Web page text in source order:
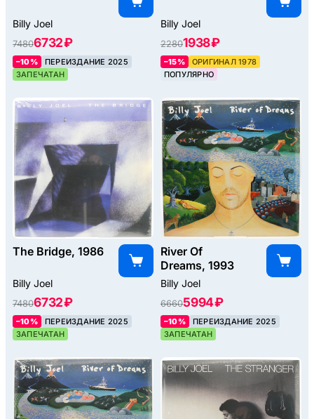
Billy Joel
74806732 ₽
–10%
ПЕРЕИЗДАНИЕ 2025
ЗАПЕЧАТАН
Billy Joel
22801938 ₽
–15%
ОРИГИНАЛ 1978
ПОПУЛЯРНО
The Bridge, 1986
Billy Joel
74806732 ₽
–10%
ПЕРЕИЗДАНИЕ 2025
ЗАПЕЧАТАН
River Of
Dreams, 1993
Billy Joel
66605994 ₽
–10%
ПЕРЕИЗДАНИЕ 2025
ЗАПЕЧАТАН